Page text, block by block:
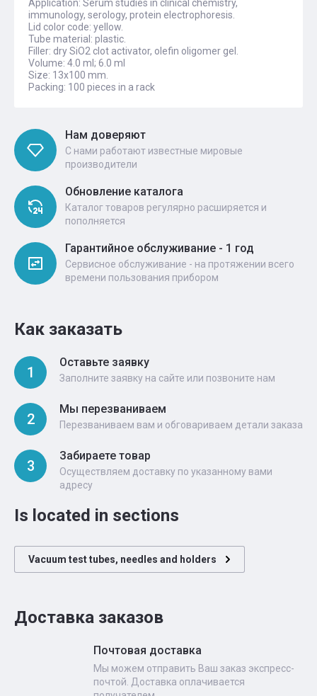
Application: Serum studies in clinical chemistry,
immunology, serology, protein electrophoresis.
Lid color code: yellow.
Tube material: plastic.
Filler: dry SiO2 clot activator, olefin oligomer gel.
Volume: 4.0 ml; 6.0 ml
Size: 13x100 mm.
Packing: 100 pieces in a rack
Нам доверяют
С нами работают известные мировые
производители
Обновление каталога
Каталог товаров регулярно расширяется и
пополняется
Гарантийное обслуживание - 1 год
Сервисное обслуживание - на протяжении всего
времени пользования прибором
Как заказать
1
Оставьте заявку
Заполните заявку на сайте или позвоните нам
2
Мы перезваниваем
Перезваниваем вам и обговариваем детали заказа
3
Забираете товар
Осуществляем доставку по указанному вами
адресу
Is located in sections
Vacuum test tubes, needles and holders
Доставка заказов
Почтовая доставка
Мы можем отправить Ваш заказ экспресс-
почтой. Доставка оплачивается